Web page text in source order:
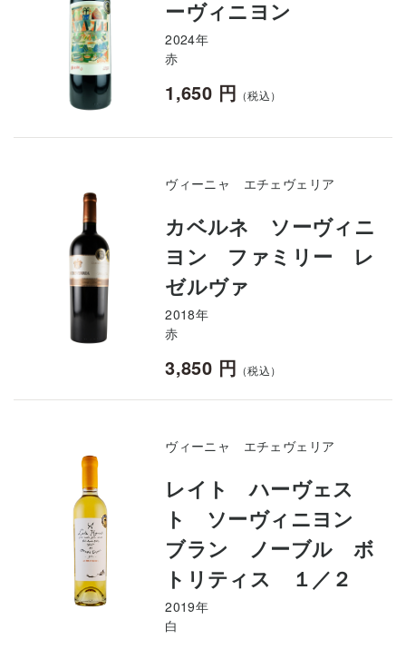
ーヴィニヨン
2024年
赤
1,650 円 （税込）
ヴィーニャ エチェヴェリア
カベルネ ソーヴィニ
ヨン ファミリー レ
ゼルヴァ
2018年
赤
3,850 円 （税込）
ヴィーニャ エチェヴェリア
レイト ハーヴェス
ト ソーヴィニヨン
ブラン ノーブル ボ
トリティス １／２
2019年
白